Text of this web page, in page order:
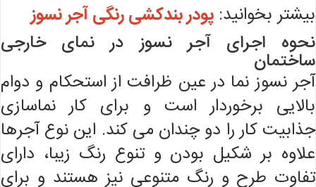
بیشتر بخوانید: پودر بندکشی رنگی آجر نسوز
نحوه اجرای آجر نسوز در نمای خارجی
ساختمان
آجر نسوز نما در عین ظرافت از استحکام و دوام
بالایی برخوردار است و برای کار نماسازی
جذابیت کار را دو چندان می کند. این نوع آجر‌ها
علاوه بر شکیل بودن و تنوع رنگ زیبا، دارای
تفاوت طرح و رنگ متنوعی نیز هستند و برای